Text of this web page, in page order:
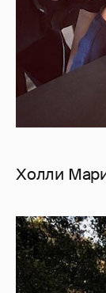
Холли